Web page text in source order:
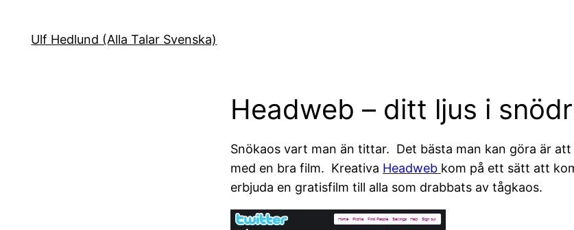
innehåll
Ulf Hedlund (Alla Talar Svenska)
Headweb – ditt ljus i
Snökaos vart man än tittar. Det bästa man kan göra är
med en bra film. Kreativa Headweb kom på ett sätt att
erbjuda en gratisfilm till alla som drabbats av tågkaos.